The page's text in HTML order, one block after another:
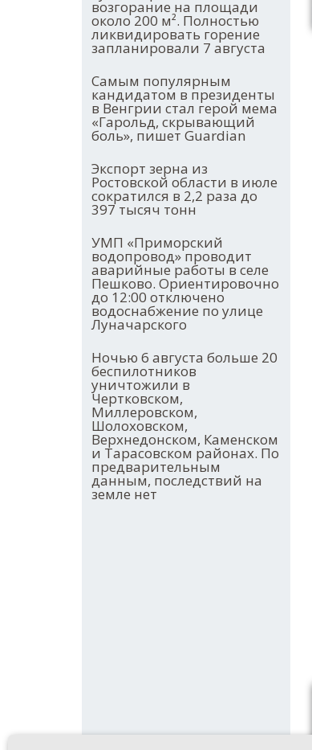
возгорание на площади
около 200 м². Полностью
ликвидировать горение
запланировали 7 августа
Самым популярным
кандидатом в президенты
в Венгрии стал герой мема
«Гарольд, скрывающий
боль», пишет Guardian
Экспорт зерна из
Ростовской области в июле
сократился в 2,2 раза до
397 тысяч тонн
УМП «Приморский
водопровод» проводит
аварийные работы в селе
Пешково. Ориентировочно
до 12:00 отключено
водоснабжение по улице
Луначарского
Ночью 6 августа больше 20
беспилотников
уничтожили в
Чертковском,
Миллеровском,
Шолоховском,
Верхнедонском, Каменском
и Тарасовском районах. По
предварительным
данным, последствий на
земле нет